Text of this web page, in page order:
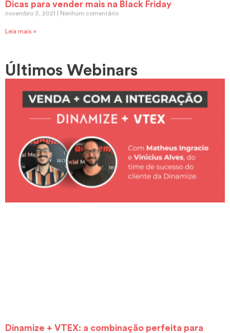
Dicas para vender mais na Black Friday
novembro 3, 2021 Nenhum comentário
Leia mais »
Últimos Webinars
Dinamize + VTEX: a combinação perfeita para